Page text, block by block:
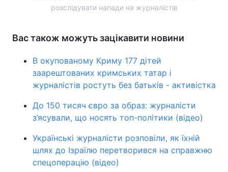
розслідувати напади на журналістів
Вас також можуть зацікавити новини
В окупованому Криму 177 дітей
заарештованих кримських татар і
журналістів ростуть без батьків - активістка
До 150 тисяч євро за образ: журналісти
з’ясували, що носять топ-політики (відео)
Українські журналісти розповіли, як їхній
шлях до Ізраїлю перетворився на справжню
спецоперацію (відео)